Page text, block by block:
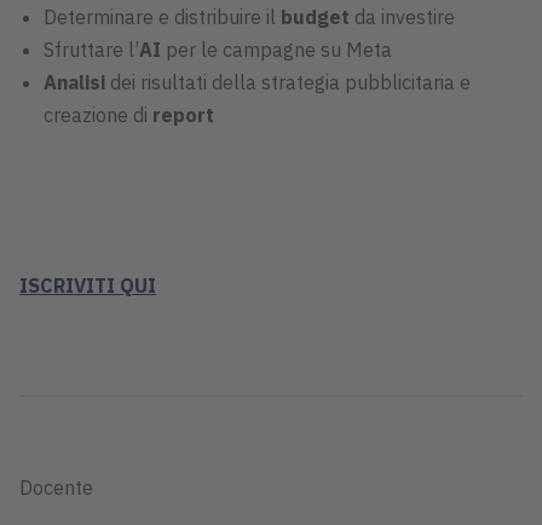
Determinare e distribuire il budget da investire
Sfruttare l’AI per le campagne su Meta
Analisi dei risultati della strategia pubblicitaria e
creazione di report
ISCRIVITI QUI
Docente